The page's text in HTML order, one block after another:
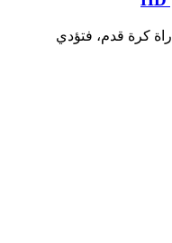
كرة قدم، فتؤدي